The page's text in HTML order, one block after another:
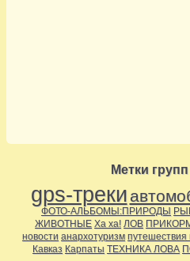
Метки групп
gps-треки
ФОТО-АЛЬБОМЫ:ПРИРОДЫ
ЖИВОТНЫЕ Ха ха! ЛОВ
новости анархотуризм путешествия
Кавказ Карпаты ТЕХНИКА ЛОВА